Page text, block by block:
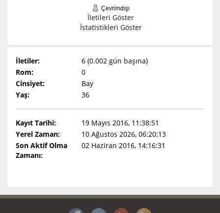
Çevrimdışı
İletileri Göster
İstatistikleri Göster
İletiler:
6 (0.002 gün başına)
Rom:
0
Cinsiyet:
Bay
Yaş:
36
Kayıt Tarihi:
19 Mayıs 2016, 11:38:51
Yerel Zaman:
10 Ağustos 2026, 06:20:13
Son Aktif Olma
Zamanı:
02 Haziran 2016, 14:16:31